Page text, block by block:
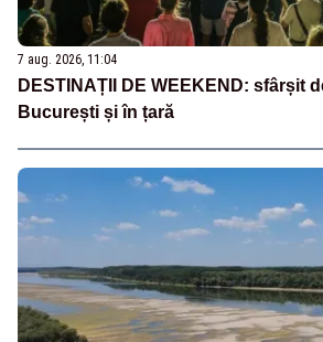
7 aug. 2026, 11:04
DESTINAȚII DE WEEKEND: sfârșit
București și în țară